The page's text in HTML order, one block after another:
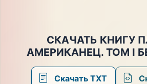
СКАЧАТЬ КНИГУ
АМЕРИКАНЕЦ. ТОМ I
Скачать TXT